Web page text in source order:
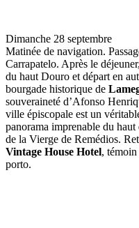
Dimanche 28
Matinée de navigation.
Carrapatelo. Après le
du haut Douro et départ en
bourgade historique de
souveraineté d’Afonso
ville épiscopale est un
panorama imprenable du haut
de la Vierge de Remédios.
Vintage House Hotel, témoin
porto.